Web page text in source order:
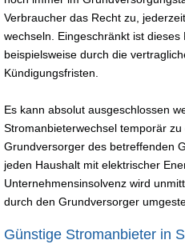
Verbraucher das Recht zu,
wechseln. Eingeschränkt ist
beispielsweise durch die
Kündigungsfristen.
Es kann absolut ausgeschlossen
Stromanbieterwechsel temporär
Grundversorger des betreffenden
jeden Haushalt mit elektrischer
Unternehmensinsolvenz wird
durch den Grundversorger
Günstige Stromanbieter in